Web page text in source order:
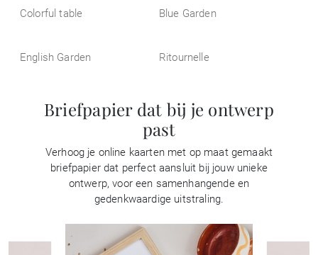
Colorful table Blue Garden
English Garden Ritournelle
Briefpapier dat bij je ontwerp
past
Verhoog je online kaarten met op maat gemaakt
briefpapier dat perfect aansluit bij jouw unieke
ontwerp, voor een samenhangende en
gedenkwaardige uitstraling.